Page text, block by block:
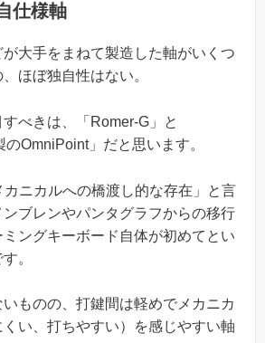
仕様軸
大手をまねて製造した軸がいくつ
ほぼ独自性はない。
べきは、「Romer-G」と
のOmniPoint」だと思います。
カニカルへの橋渡し的な存在」と言
ンブレンやパンタグラフからの移行
ングキーボード自体が初めてとい
。
ものの、打鍵間は軽めでメカニカ
い、打ちやすい）を感じやすい軸